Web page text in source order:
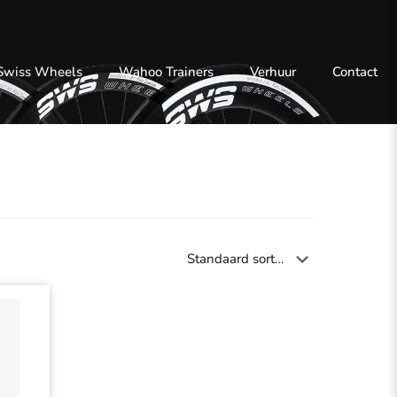
Wheels Wahoo Trainers Verhuur Contact